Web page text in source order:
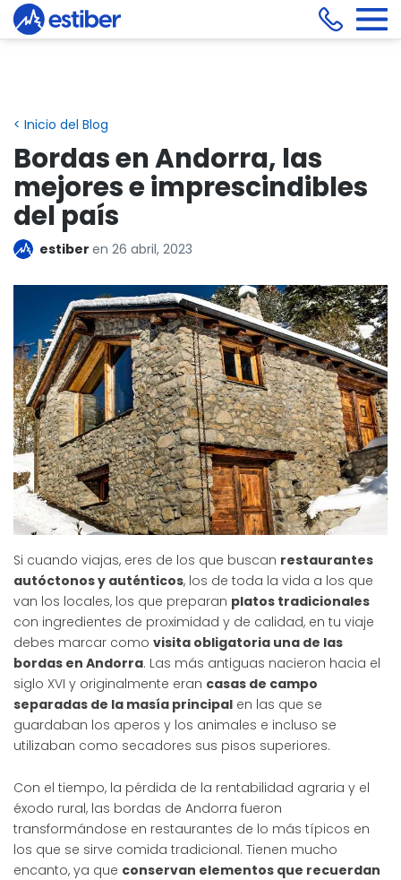
< Inicio del Blog
Bordas en Andorra, las
mejores e imprescindibles
del país
estiber en 26 abril, 2023
Si cuando viajas, eres de los que buscan restaurantes
autóctonos y auténticos, los de toda la vida a los que
van los locales, los que preparan platos tradicionales
con ingredientes de proximidad y de calidad, en tu viaje
debes marcar como visita obligatoria una de las
bordas en Andorra. Las más antiguas nacieron hacia el
siglo XVI y originalmente eran casas de campo
separadas de la masía principal en las que se
guardaban los aperos y los animales e incluso se
utilizaban como secadores sus pisos superiores.
Con el tiempo, la pérdida de la rentabilidad agraria y el
éxodo rural, las bordas de Andorra fueron
transformándose en restaurantes de lo más típicos en
los que se sirve comida tradicional. Tienen mucho
encanto, ya que conservan elementos que recuerdan